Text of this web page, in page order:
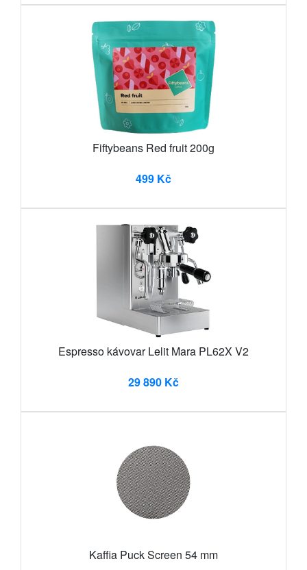
Fiftybeans Red fruit 200g
499 Kč
Espresso kávovar Lelit Mara PL62X V2
29 890 Kč
Kaffia Puck Screen 54 mm